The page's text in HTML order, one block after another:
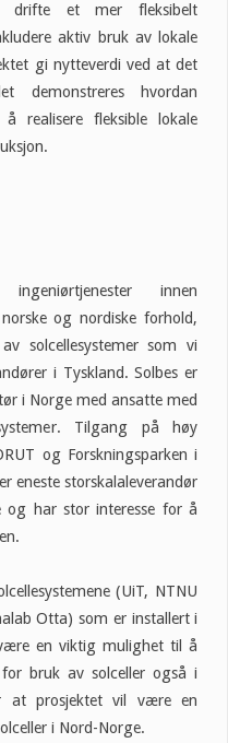
drifte et mer fleksibelt
aktiv bruk av lokale
gi nytteverdi ved at det
demonstreres hvordan
realisere fleksible lokale
innen
og nordiske forhold,
solcellesystemer som vi
i Tyskland. Solbes er
i Norge med ansatte med
Tilgang på høy
og Forskningsparken i
eneste storskalaleverandør
og har stor interesse for å
(UiT, NTNU
Otta) som er installert i
en viktig mulighet til å
bruk av solceller også i
at prosjektet vil være en
i Nord-Norge.